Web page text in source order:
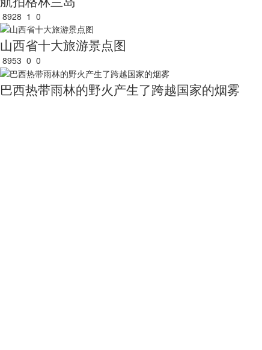
8928 1 0
山西省十大旅游景点图
8953 0 0
巴西热带雨林的野火产生了跨越国家的烟雾